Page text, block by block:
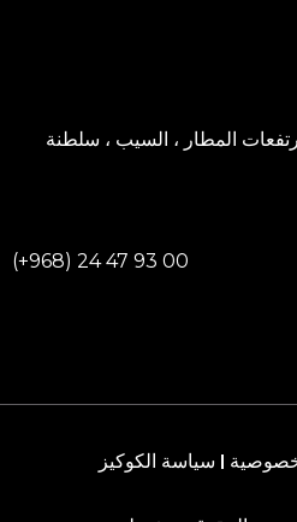
المطار ، السيب ، سلطنة
(+968) 24 47 93 00
سياسة الكوكيز